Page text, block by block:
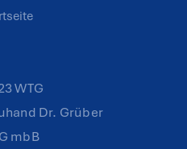
WTG
Dr. Grüber
mbB